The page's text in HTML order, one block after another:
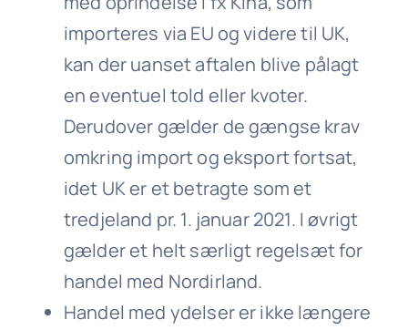
importeres via EU og videre til UK,
kan der uanset aftalen blive pålagt
en eventuel told eller kvoter.
Derudover gælder de gængse krav
omkring import og eksport fortsat,
idet UK er et betragte som et
tredjeland pr. 1. januar 2021. I øvrigt
gælder et helt særligt regelsæt for
handel med Nordirland.
Handel med ydelser er ikke længere